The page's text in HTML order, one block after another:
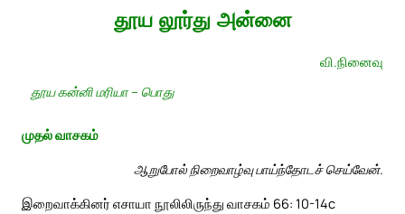
தூய லூர்து அன்னை
வி.நினைவு
தூய கன்னி மரியா – பொது
முதல் வாசகம்
ஆறுபோல் நிறைவாழ்வு பாய்ந்தோடச் செய்வேன்.
இறைவாக்கினர் எசாயா நூலிலிருந்து வாசகம் 66: 10-14c